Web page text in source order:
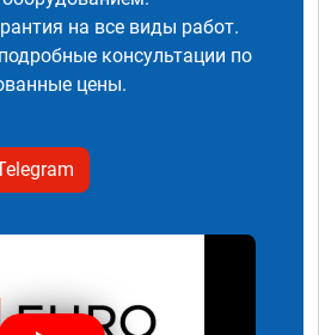
на все виды работ.
консультации по
цены.